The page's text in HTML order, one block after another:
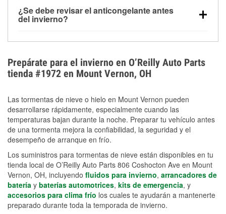
alrededor de 1 PSI por cada 10 °F que baja la
temperatura. Puedes obtener más información sobre
¿Se debe revisar el anticongelante antes
del invierno?
el sobrecalentamiento en condiciones de frío
extremo. Aprende cómo comprobar la protección
anticongelante en nuestra sección How-To.
Prepárate para el invierno en O’Reilly Auto Parts
tienda #1972 en Mount Vernon, OH
Las tormentas de nieve o hielo en Mount Vernon pueden
desarrollarse rápidamente, especialmente cuando las
temperaturas bajan durante la noche. Preparar tu vehículo antes
de una tormenta mejora la confiabilidad, la seguridad y el
desempeño de arranque en frío.
Los suministros para tormentas de nieve están disponibles en tu
tienda local de O’Reilly Auto Parts 806 Coshocton Ave en Mount
Vernon, OH, incluyendo fluidos para invierno, arrancadores de
batería y baterías automotrices, kits de emergencia, y
accesorios para clima frío los cuales te ayudarán a mantenerte
preparado durante toda la temporada de invierno.